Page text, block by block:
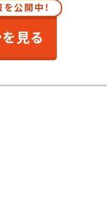
公開中！
見る